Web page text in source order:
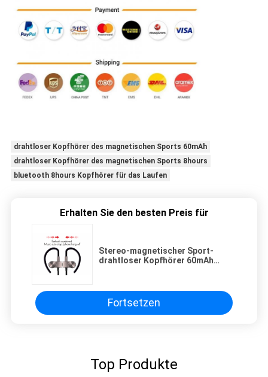
drahtloser Kopfhörer des magnetischen Sports 60mAh
drahtloser Kopfhörer des magnetischen Sports 8hours
bluetooth 8hours Kopfhörer für das Laufen
Erhalten Sie den besten Preis für
Stereo-magnetischer Sport-
drahtloser Kopfhörer 60mAh
Fortsetzen
Top Produkte